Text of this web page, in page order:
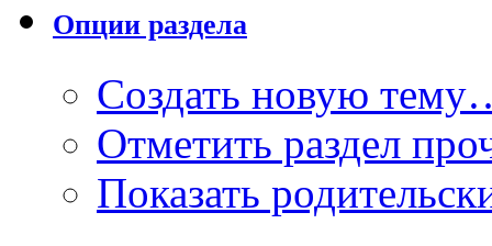
Опции раздела
Создать новую
Отметить раздел
Показать